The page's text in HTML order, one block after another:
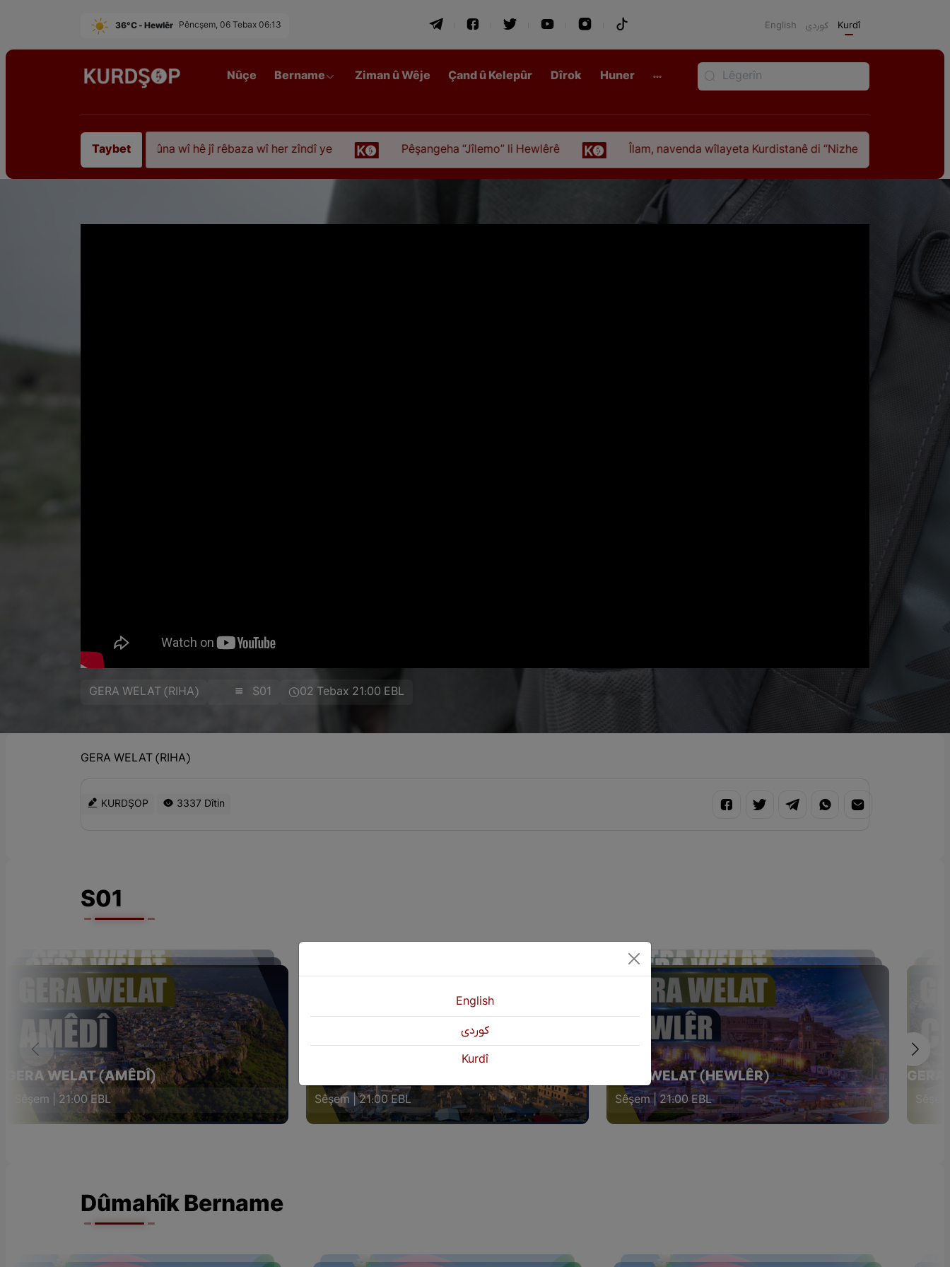
36°C - Hewlêr Pêncşem, 06 Tebax 06:13 English كوردی Kurdî
Nûçe Bername Ziman û Wêje Çand û Kelepûr Dîrok Huner
Taybet
piştî 35 sal ji şehîdbûna wî hê jî rêbaza wî her zîndî ye Pêşangeha “Jîlemo” li Hewlêrê
GERA WELAT (RIHA) S01 02 Tebax 21:00 EBL
GERA WELAT (RIHA)
KURDŞOP 3337 Dîtin
S01
GERA WELAT (AMÊDÎ)
Sêşem | 21:00 EBL Sêşem | 21:00 EBL
GERA WELAT (HEWLÊR)
Sêşem | 21:00 EBL
Dûmahîk Bername
English
كوردی
Kurdî